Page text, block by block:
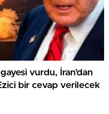
vurdu, İran’dan
bir cevap verilecek